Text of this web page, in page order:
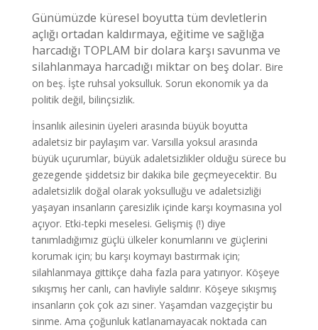
Günümüzde küresel boyutta tüm devletlerin
açlığı ortadan kaldırmaya, eğitime ve sağlığa
harcadığı TOPLAM bir dolara karşı savunma ve
silahlanmaya harcadığı miktar on beş dolar. Bire
on beş. İşte ruhsal yoksulluk. Sorun ekonomik ya da
politik değil, bilinçsizlik.
İnsanlık ailesinin üyeleri arasında büyük boyutta
adaletsiz bir paylaşım var. Varsılla yoksul arasında
büyük uçurumlar, büyük adaletsizlikler olduğu sürece bu
gezegende şiddetsiz bir dakika bile geçmeyecektir. Bu
adaletsizlik doğal olarak yoksulluğu ve adaletsizliği
yaşayan insanların çaresizlik içinde karşı koymasına yol
açıyor. Etki-tepki meselesi. Gelişmiş (!) diye
tanımladığımız güçlü ülkeler konumlarını ve güçlerini
korumak için; bu karşı koymayı bastırmak için;
silahlanmaya gittikçe daha fazla para yatırıyor. Köşeye
sıkışmış her canlı, can havliyle saldırır. Köşeye sıkışmış
insanların çok çok azı siner. Yaşamdan vazgeçiştir bu
sinme. Ama çoğunluk katlanamayacak noktada can